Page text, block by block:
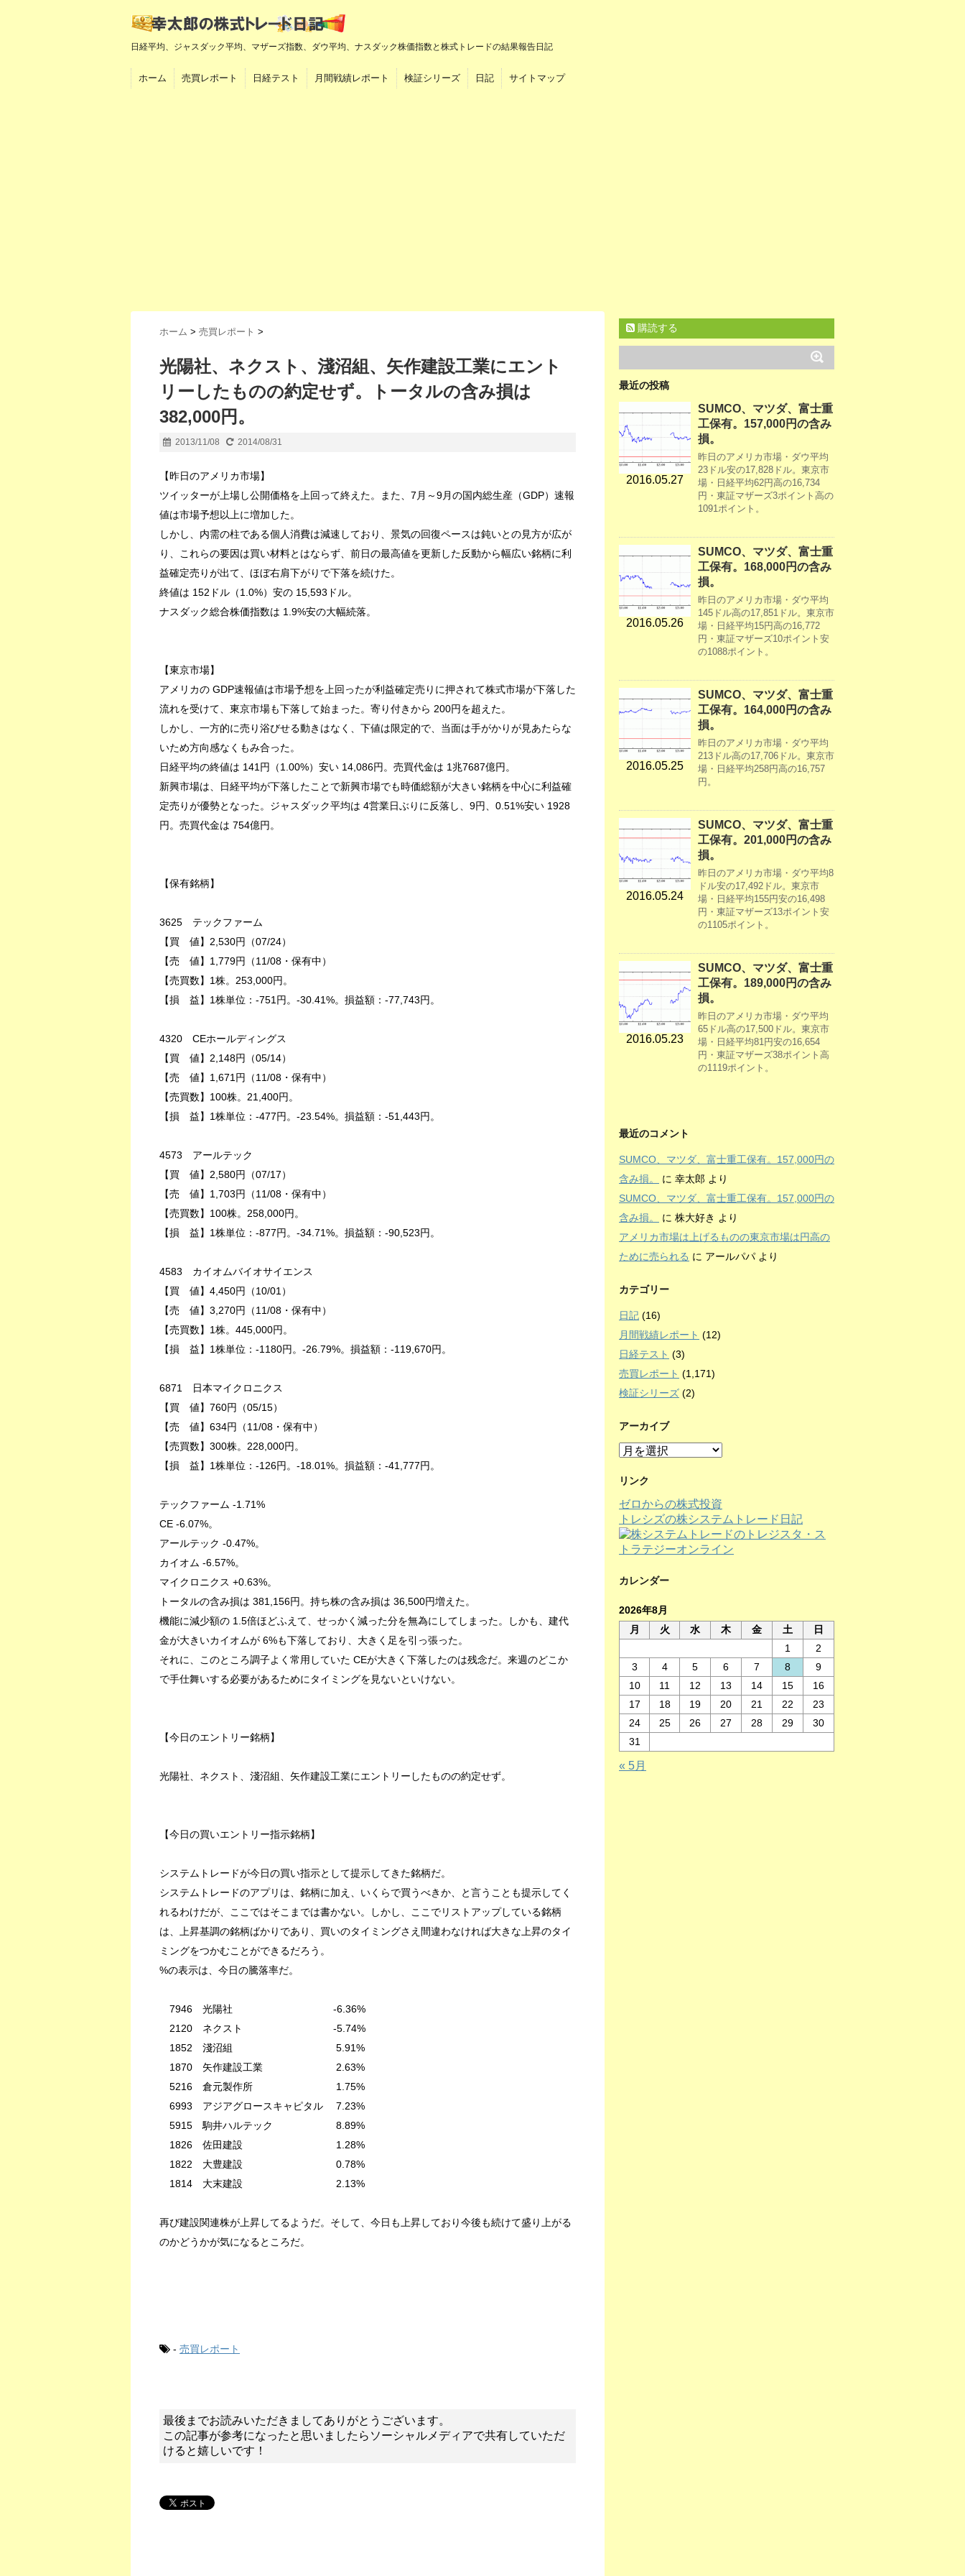
日経平均、ジャスダック平均、マザーズ指数、ダウ平均、ナスダック株価指数と株式トレードの結果報告日記
ホーム 売買レポート 日経テスト 月間戦績レポート 検証シリーズ 日記 サイトマップ
ホーム > 売買レポート >
光陽社、ネクスト、淺沼組、矢作建設工業にエント
リーしたものの約定せず。トータルの含み損は
382,000円。
2013/11/08 2014/08/31
【昨日のアメリカ市場】
ツイッターが上場し公開価格を上回って終えた。また、7月～9月の国内総生産（GDP）速報
値は市場予想以上に増加した。
しかし、内需の柱である個人消費は減速しており、景気の回復ペースは鈍いとの見方が広が
り、これらの要因は買い材料とはならず、前日の最高値を更新した反動から幅広い銘柄に利
益確定売りが出て、ほぼ右肩下がりで下落を続けた。
終値は 152ドル（1.0%）安の 15,593ドル。
ナスダック総合株価指数は 1.9%安の大幅続落。
【東京市場】
アメリカの GDP速報値は市場予想を上回ったが利益確定売りに押されて株式市場が下落した
流れを受けて、東京市場も下落して始まった。寄り付きから 200円を超えた。
しかし、一方的に売り浴びせる動きはなく、下値は限定的で、当面は手がかりが見あたらな
いため方向感なくもみ合った。
日経平均の終値は 141円（1.00%）安い 14,086円。売買代金は 1兆7687億円。
新興市場は、日経平均が下落したことで新興市場でも時価総額が大きい銘柄を中心に利益確
定売りが優勢となった。ジャスダック平均は 4営業日ぶりに反落し、9円、0.51%安い 1928
円。売買代金は 754億円。
【保有銘柄】
3625 テックファーム
【買 値】2,530円（07/24）
【売 値】1,779円（11/08・保有中）
【売買数】1株。253,000円。
【損 益】1株単位：-751円。-30.41%。損益額：-77,743円。
4320 CEホールディングス
【買 値】2,148円（05/14）
【売 値】1,671円（11/08・保有中）
【売買数】100株。21,400円。
【損 益】1株単位：-477円。-23.54%。損益額：-51,443円。
4573 アールテック
【買 値】2,580円（07/17）
【売 値】1,703円（11/08・保有中）
【売買数】100株。258,000円。
【損 益】1株単位：-877円。-34.71%。損益額：-90,523円。
4583 カイオムバイオサイエンス
【買 値】4,450円（10/01）
【売 値】3,270円（11/08・保有中）
【売買数】1株。445,000円。
【損 益】1株単位：-1180円。-26.79%。損益額：-119,670円。
6871 日本マイクロニクス
【買 値】760円（05/15）
【売 値】634円（11/08・保有中）
【売買数】300株。228,000円。
【損 益】1株単位：-126円。-18.01%。損益額：-41,777円。
テックファーム -1.71%
CE -6.07%。
アールテック -0.47%。
カイオム -6.57%。
マイクロニクス +0.63%。
トータルの含み損は 381,156円。持ち株の含み損は 36,500円増えた。
機能に減少額の 1.5倍ほどふえて、せっかく減った分を無為にしてしまった。しかも、建代
金が大きいカイオムが 6%も下落しており、大きく足を引っ張った。
それに、このところ調子よく常用していた CEが大きく下落したのは残念だ。来週のどこか
で手仕舞いする必要があるためにタイミングを見ないといけない。
【今日のエントリー銘柄】
光陽社、ネクスト、淺沼組、矢作建設工業にエントリーしたものの約定せず。
【今日の買いエントリー指示銘柄】
システムトレードが今日の買い指示として提示してきた銘柄だ。
システムトレードのアプリは、銘柄に加え、いくらで買うべきか、と言うことも提示してく
れるわけだが、ここではそこまでは書かない。しかし、ここでリストアップしている銘柄
は、上昇基調の銘柄ばかりであり、買いのタイミングさえ間違わなければ大きな上昇のタイ
ミングをつかむことができるだろう。
%の表示は、今日の騰落率だ。
7946 光陽社 -6.36%
2120 ネクスト -5.74%
1852 淺沼組 5.91%
1870 矢作建設工業 2.63%
5216 倉元製作所 1.75%
6993 アジアグロースキャピタル 7.23%
5915 駒井ハルテック 8.89%
1826 佐田建設 1.28%
1822 大豊建設 0.78%
1814 大末建設 2.13%
再び建設関連株が上昇してるようだ。そして、今日も上昇しており今後も続けて盛り上がる
のかどうかが気になるところだ。
- 売買レポート
最後までお読みいただきましてありがとうございます。
この記事が参考になったと思いましたらソーシャルメディアで共有していただ
けると嬉しいです！
購読する
最近の投稿
2016.05.27
SUMCO、マツダ、富士重
工保有。157,000円の含み
損。
昨日のアメリカ市場・ダウ平均
23ドル安の17,828ドル。東京市
場・日経平均62円高の16,734
円・東証マザーズ3ポイント高の
1091ポイント。
2016.05.26
SUMCO、マツダ、富士重
工保有。168,000円の含み
損。
昨日のアメリカ市場・ダウ平均
145ドル高の17,851ドル。東京市
場・日経平均15円高の16,772
円・東証マザーズ10ポイント安
の1088ポイント。
2016.05.25
SUMCO、マツダ、富士重
工保有。164,000円の含み
損。
昨日のアメリカ市場・ダウ平均
213ドル高の17,706ドル。東京市
場・日経平均258円高の16,757
円。
2016.05.24
SUMCO、マツダ、富士重
工保有。201,000円の含み
損。
昨日のアメリカ市場・ダウ平均8
ドル安の17,492ドル。東京市
場・日経平均155円安の16,498
円・東証マザーズ13ポイント安
の1105ポイント。
2016.05.23
SUMCO、マツダ、富士重
工保有。189,000円の含み
損。
昨日のアメリカ市場・ダウ平均
65ドル高の17,500ドル。東京市
場・日経平均81円安の16,654
円・東証マザーズ38ポイント高
の1119ポイント。
最近のコメント
SUMCO、マツダ、富士重工保有。157,000円の
含み損。
に 幸太郎 より
SUMCO、マツダ、富士重工保有。157,000円の
含み損。
に 株大好き より
アメリカ市場は上げるものの東京市場は円高の
ために売られる に アールパパ より
カテゴリー
日記 (16)
月間戦績レポート (12)
日経テスト (3)
売買レポート (1,171)
検証シリーズ (2)
アーカイブ
ア
カ
ブ
リンク
ゼロからの株式投資
トレシズの株システムトレード日記
カレンダー
2026年8月
月
火 水 木 金 土
日
1
2
3
4 5 6 7 8
9
10
11 12 13 14 15
16
17
18 19 20 21 22
23
24
25 26 27 28 29
30
31
« 5月